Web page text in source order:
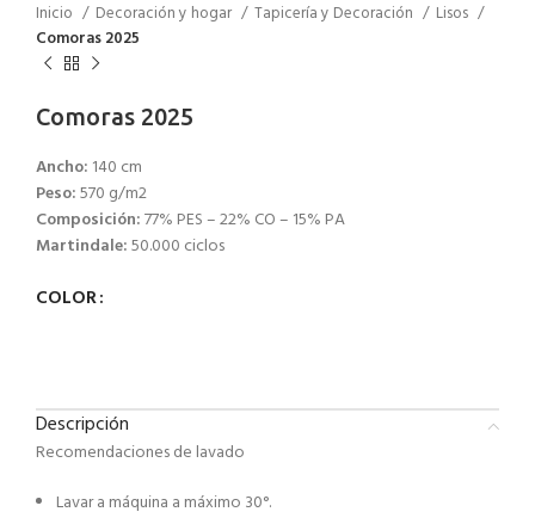
Inicio Decoración y hogar Tapicería y Decoración
Lisos
Comoras 2025
Comoras 2025
Ancho: 140 cm
Peso:570 g/m2
Composición:77% PES – 22% CO – 15% PA
Martindale:50.000 ciclos
COLOR
Descripción
Recomendaciones de lavado
Lavar a máquina a máximo 30°.